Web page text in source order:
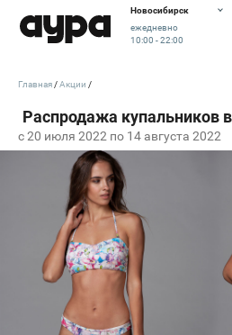
Новосибирск
ежедневно
10:00 - 22:00
c 20 июля 2022 по 14 августа 2022
Главная Акции